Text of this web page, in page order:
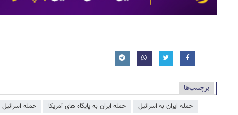
برچسب‌ها
حمله ایران به اسرائیل حمله ایران به پایگاه های آمریکا حمله اسرائیل